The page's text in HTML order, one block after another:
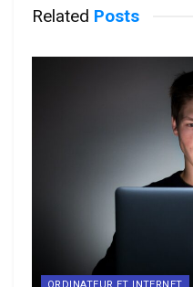
Related Posts